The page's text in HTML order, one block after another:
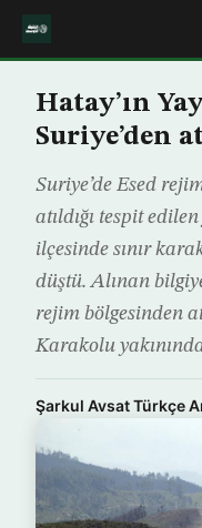
Hatay’ın
Suriye’den
Suriye’de Esed
atıldığı tespit
ilçesinde sınır
düştü. Alınan
rejim bölgesinden
Karakolu
Şarkul Avsat Türkçe